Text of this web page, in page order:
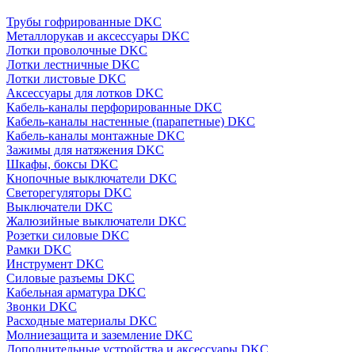
Трубы гофрированные DKC
Металлорукав и аксессуары DKC
Лотки проволочные DKC
Лотки лестничные DKC
Лотки листовые DKC
Аксессуары для лотков DKC
Кабель-каналы перфорированные DKC
Кабель-каналы настенные (парапетные) DKC
Кабель-каналы монтажные DKC
Зажимы для натяжения DKC
Шкафы, боксы DKC
Кнопочные выключатели DKC
Светорегуляторы DKC
Выключатели DKC
Жалюзийные выключатели DKC
Розетки силовые DKC
Рамки DKC
Инструмент DKC
Силовые разъемы DKC
Кабельная арматура DKC
Звонки DKC
Расходные материалы DKC
Молниезащита и заземление DKC
Дополнительные устройства и аксессуары DKC